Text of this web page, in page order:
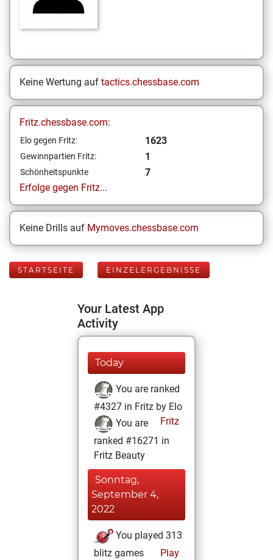
Keine Wertung auf tactics.chessbase.com
Fritz.chessbase.com:
Elo gegen Fritz: 1623
Gewinnpartien Fritz: 1
Schönheitspunkte
7
Erfolge gegen Fritz...
Keine Drills auf Mymoves.chessbase.com
STARTSEITE EINZELERGEBNISSE
Your Latest App
Activity
Today
You are ranked
#4327 in Fritz by Elo
Fritz
You are
ranked #16271 in
Fritz Beauty
Sonntag,
September 4,
2022
You played 313
blitz games
Play